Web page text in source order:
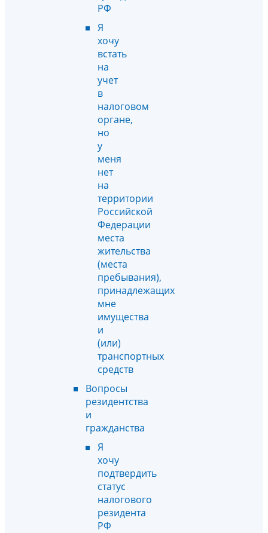
РФ
Я
хочу
встать
на
учет
в
налоговом
органе,
но
у
меня
нет
на
территории
Российской
Федерации
места
жительства
(места
пребывания),
принадлежащих
мне
имущества
и
(или)
транспортных
средств
Вопросы
резидентства
и
гражданства
Я
хочу
подтвердить
статус
налогового
резидента
РФ